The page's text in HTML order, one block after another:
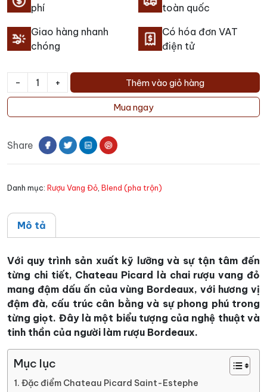
phí
toàn quốc
Giao hàng nhanh
chóng
Có hóa đơn VAT
điện tử
-
Rượu
Chateau
Saint-
lượng
+ Thêm vào giỏ hàng
Mua ngay
Share
Danh mục: Rượu Vang Đỏ, Blend (pha trộn)
Mô tả
Với quy trình sản xuất kỹ lưỡng và sự tận tâm đến
từng chi tiết, Chateau Picard là chai rượu vang đỏ
mang đậm dấu ấn của vùng Bordeaux, với hương vị
đậm đà, cấu trúc cân bằng và sự phong phú trong
từng giọt. Đây là một biểu tượng của nghệ thuật và
tinh thần của người làm rượu Bordeaux.
Mục lục
Đặc điểm Chateau Picard Saint-Estephe